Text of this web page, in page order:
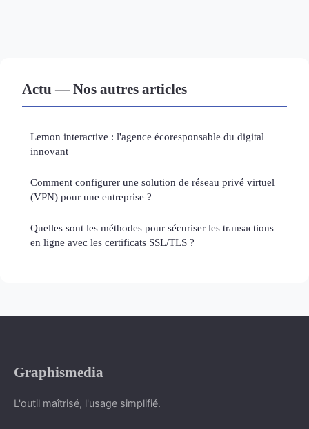
Actu — Nos autres articles
Lemon interactive : l'agence écoresponsable du digital
innovant
Comment configurer une solution de réseau privé virtuel
(VPN) pour une entreprise ?
Quelles sont les méthodes pour sécuriser les transactions
en ligne avec les certificats SSL/TLS ?
Graphismedia
L'outil maîtrisé, l'usage simplifié.